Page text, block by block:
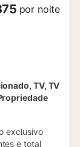
por noite
TV, TV
exclusivo
e total